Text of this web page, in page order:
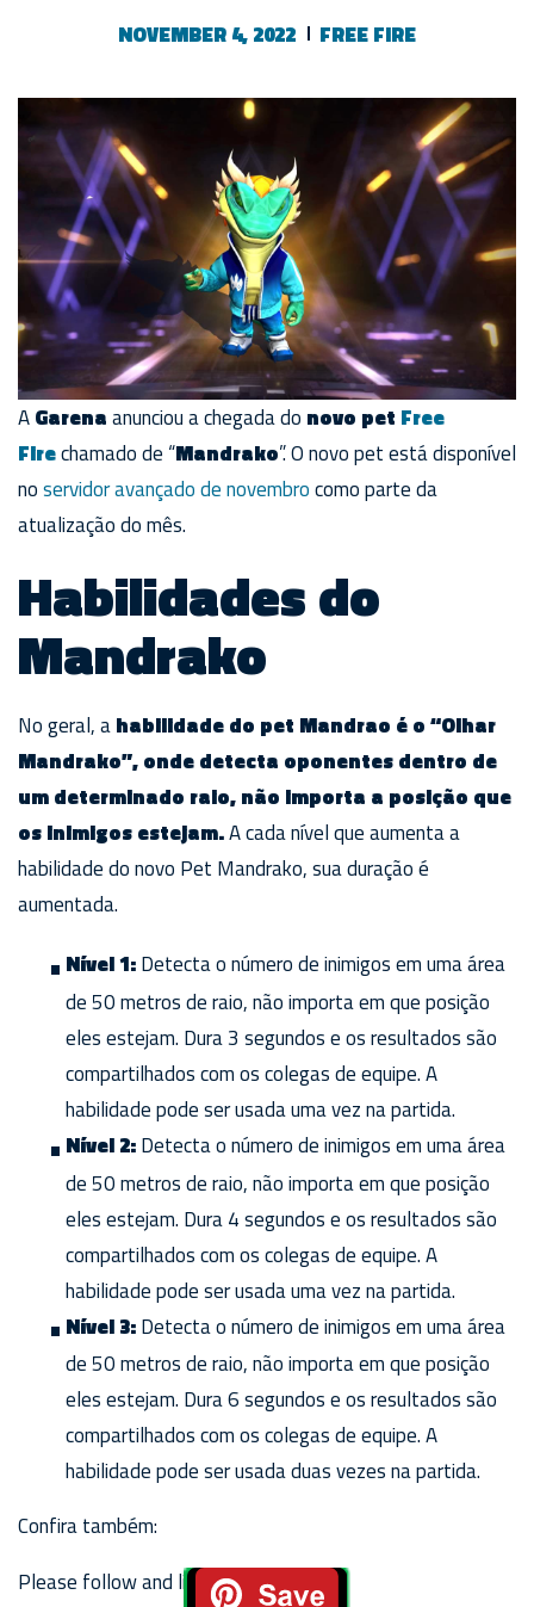
NOVEMBER 4, 2022 FREE FIRE
AGarenaanunciou a chegada do novo pet Free
Firechamado de “Mandrako”. O novo pet está disponível
noservidor avançado de novembrocomo parte da
atualização do mês.
Habilidades do
Mandrako
No geral, ahabilidade do pet Mandrao é o “Olhar
Mandrako”, onde detecta oponentes dentro de
um determinado raio, não importa a posição que
os inimigos estejam.A cada nível que aumenta a
habilidade do novo Pet Mandrako, sua duração é
aumentada.
Nível 1:Detecta o número de inimigos em uma área
de 50 metros de raio, não importa em que posição
eles estejam. Dura 3 segundos e os resultados são
compartilhados com os colegas de equipe. A
habilidade pode ser usada uma vez na partida.
Nível 2:Detecta o número de inimigos em uma área
de 50 metros de raio, não importa em que posição
eles estejam. Dura 4 segundos e os resultados são
compartilhados com os colegas de equipe. A
habilidade pode ser usada uma vez na partida.
Nível 3:Detecta o número de inimigos em uma área
de 50 metros de raio, não importa em que posição
eles estejam. Dura 6 segundos e os resultados são
compartilhados com os colegas de equipe. A
habilidade pode ser usada duas vezes na partida.
Confira também:
Please follow and like us: